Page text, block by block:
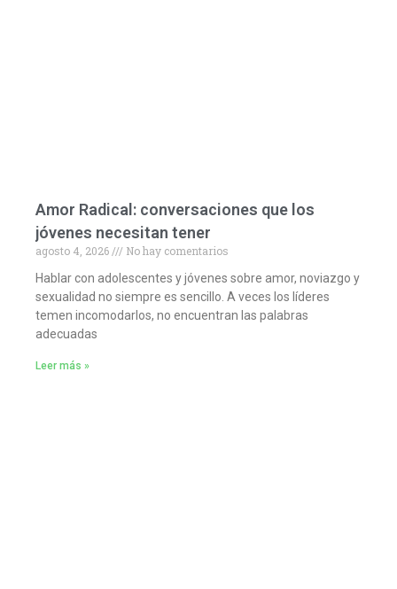
Amor Radical: conversaciones que los
jóvenes necesitan tener
agosto 4, 2026
No hay comentarios
Hablar con adolescentes y jóvenes sobre amor, noviazgo y
sexualidad no siempre es sencillo. A veces los líderes
temen incomodarlos, no encuentran las palabras
adecuadas
Leer más »